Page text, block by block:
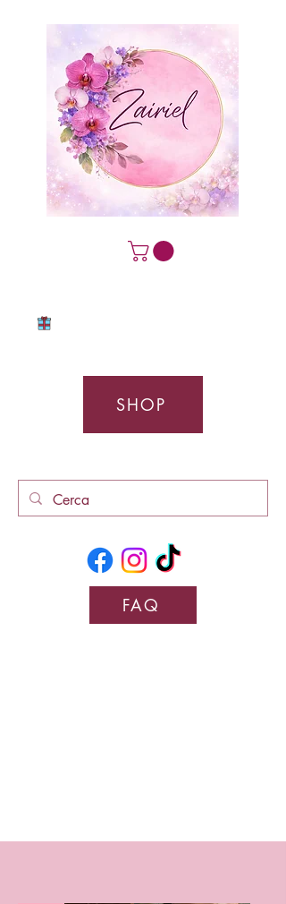
SHOP
FAQ